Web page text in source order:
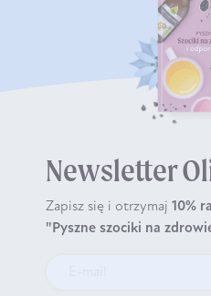
Newsletter
Zapisz się i otrzymaj 10%
"Pyszne szociki na